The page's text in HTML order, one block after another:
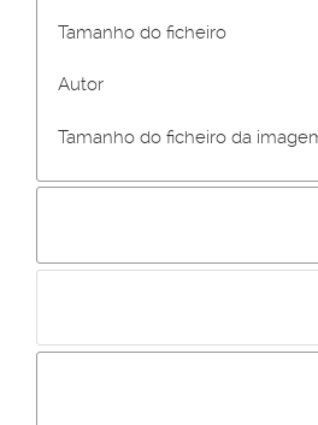
Tamanho do ficheiro
Autor
Tamanho do ficheiro da
Incluir imagem :